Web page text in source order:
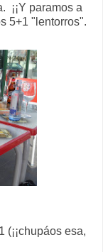
¡¡Y paramos a
5+1 "lentorros".
esa,